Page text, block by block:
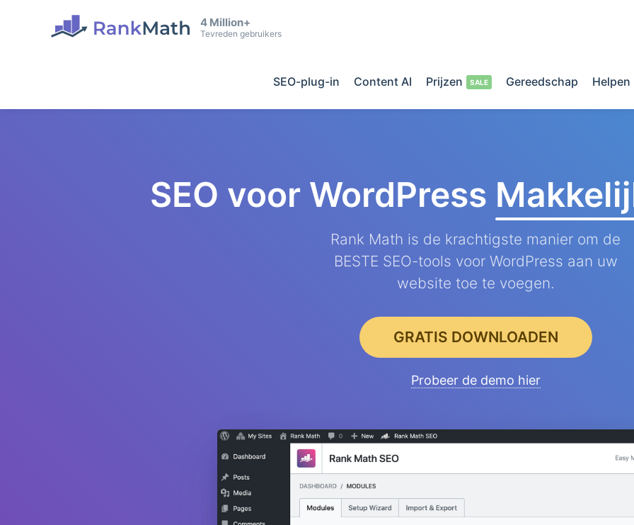
4 Million+
Tevreden gebruikers
SEO-plug-in Content AI Prijzen Gereedschap Helpen
SEO voor WordPress
Rank Math is de krachtigste manier om de
BESTE SEO-tools voor WordPress aan uw
website toe te voegen.
GRATIS DOWNLOADEN
Probeer de demo hier